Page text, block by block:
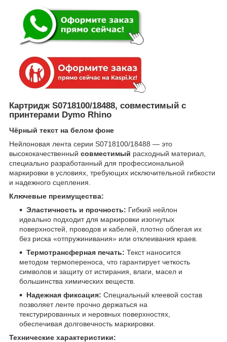
Картридж S0718100/18488, совместимый с
принтерами Dymo Rhino
Чёрный текст на белом фоне
Нейлоновая лента серии S0718100/18488 — это
высококачественный совместимый расходный материал,
специально разработанный для профессиональной
маркировки в условиях, требующих исключительной гибкости
и надежного сцепления.
Ключевые преимущества:
Эластичность и прочность: Гибкий нейлон
идеально подходит для маркировки изогнутых
поверхностей, проводов и кабелей, плотно облегая их
без риска «отпружинивания» или отклеивания краев.
Термотрансферная печать: Текст наносится
методом термопереноса, что гарантирует четкость
символов и защиту от истирания, влаги, масел и
большинства химических веществ.
Надежная фиксация: Специальный клеевой состав
позволяет ленте прочно держаться на
текстурированных и неровных поверхностях,
обеспечивая долговечность маркировки.
Технические характеристики: